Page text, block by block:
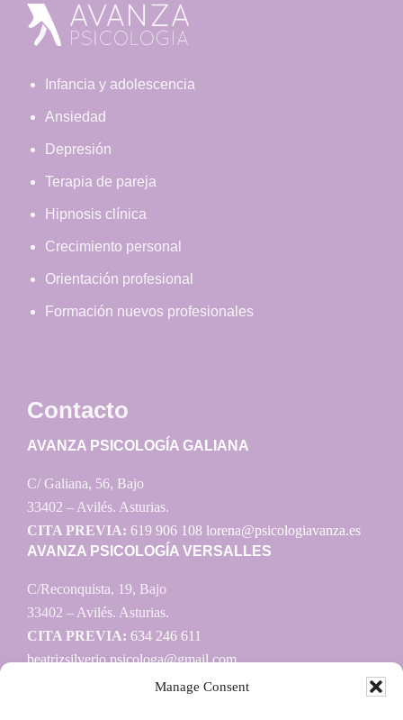
Manage Consent
Footer
Infancia y adolescencia
Ansiedad
Depresión
Terapia de pareja
Hipnosis clínica
Crecimiento personal
Orientación profesional
Formación nuevos profesionales
Contacto
AVANZA PSICOLOGÍA GALIANA
C/ Galiana, 56, Bajo
33402 – Avilés. Asturias.
CITA PREVIA: 619 906 108 lorena@psicologiavanza.es
AVANZA PSICOLOGÍA VERSALLES
C/Reconquista, 19, Bajo
33402 – Avilés. Asturias.
CITA PREVIA: 634 246 611
beatrizsilverio.psicologa@gmail.com